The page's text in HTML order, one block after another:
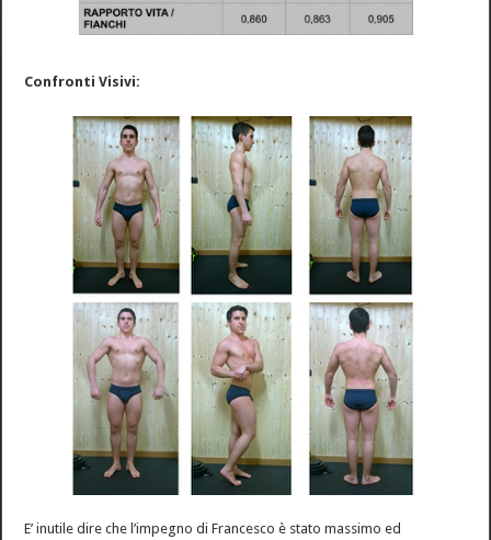
Confronti Visivi:
E’ inutile dire che l’impegno di Francesco è stato massimo ed